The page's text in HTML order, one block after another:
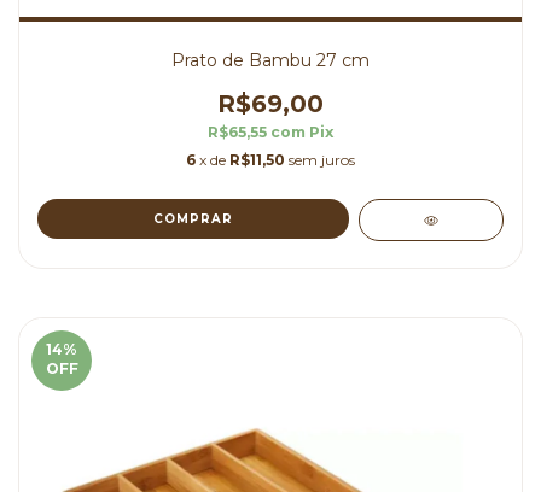
Prato de Bambu 27 cm
R$69,00
R$65,55 com Pix
6 x de R$11,50 sem juros
14%
OFF